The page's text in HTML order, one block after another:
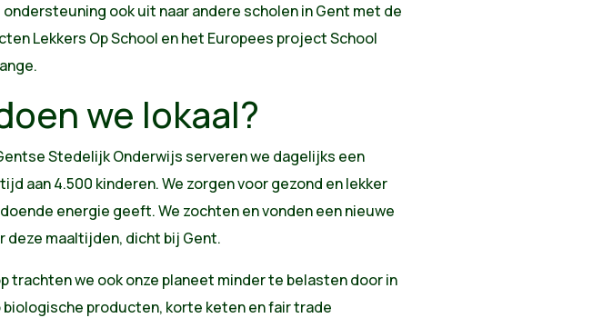
ook uit naar andere scholen in Gent met de
Lekkers Op School en het Europees project School
we lokaal?
Stedelijk Onderwijs serveren we dagelijks een
aan 4.500 kinderen. We zorgen voor gezond enlekker
energie geeft.We zochten en vonden een nieuwe
deze maaltijden, dicht bij Gent.
trachten we ook onze planeet minder te belasten door in
producten, korte keten en fair trade